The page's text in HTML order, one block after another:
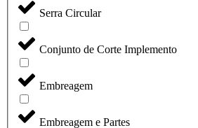
Serra Circular
Conjunto de Corte Implemento
Embreagem
Embreagem e Partes